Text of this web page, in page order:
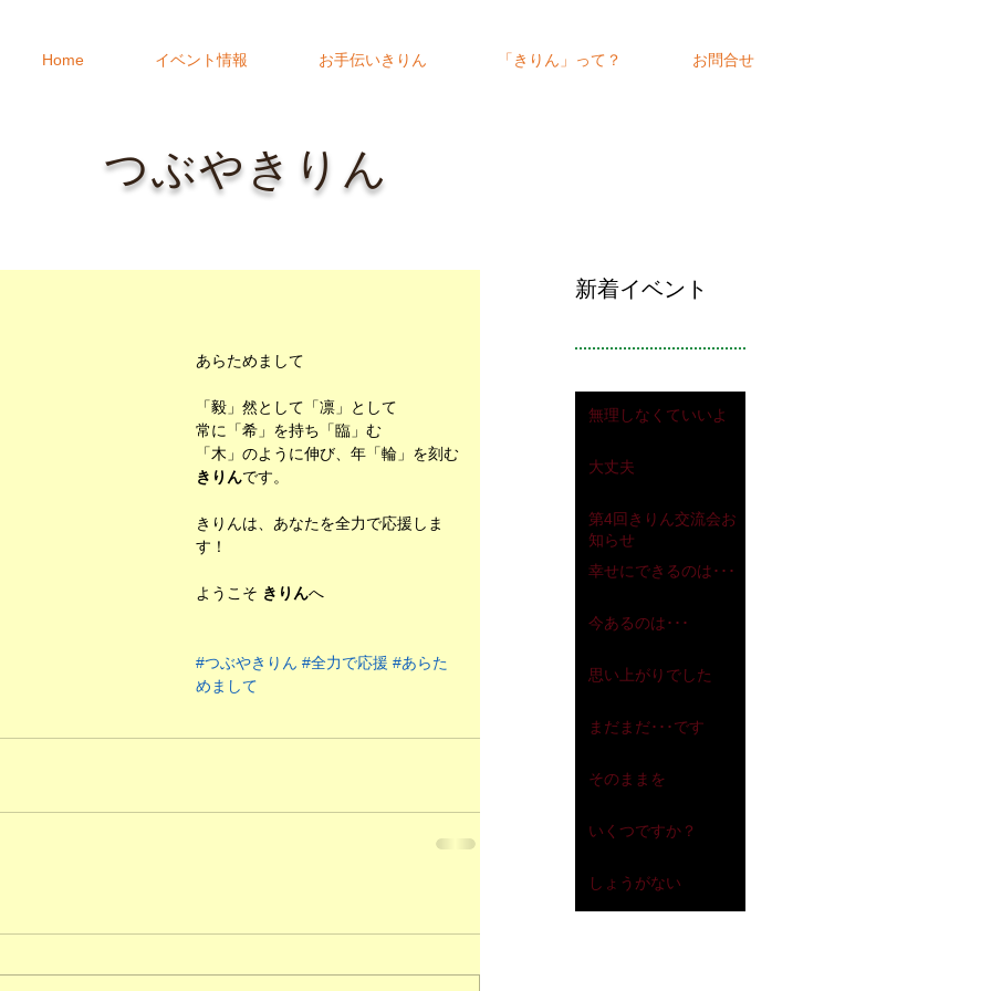
Home イベント情報 お手伝いきりん 「きりん」って？ お問合せ
つぶやきりん
あらためまして
「毅」然として「凛」として
常に「希」を持ち「臨」む
「木」のように伸び、年「輪」を刻む
きりんです。
きりんは、あなたを全力で応援しま
す！
ようこそ きりんへ
#つぶやきりん #全力で応援 #あらた
めまして
新着イベント
無理しなくていいよ
大丈夫
第4回きりん交流会お
知らせ
2018年10月23日
幸せにできるのは･･･
今あるのは･･･
思い上がりでした
まだまだ･･･です
そのままを
いくつですか？
しょうがない